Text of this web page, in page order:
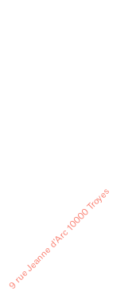
9 rue Jeanne d’Arc 10000 Troyes